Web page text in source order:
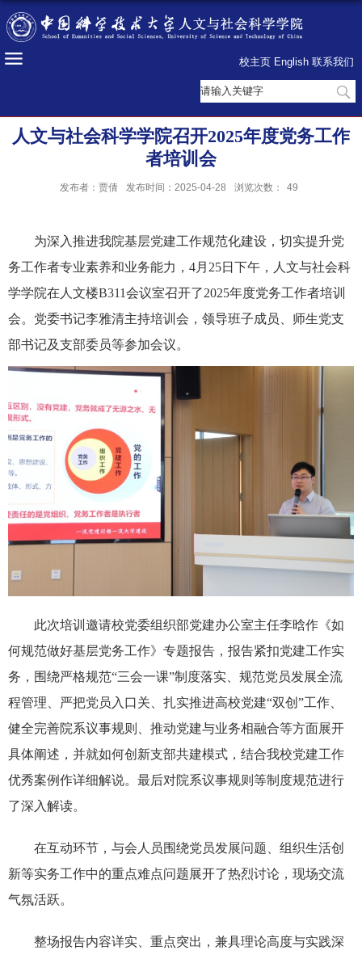
校主页 English 联系我们
人文与社会科学学院召开2025年度党务工作
者培训会
发布者：贾倩 发布时间：2025-04-28 浏览次数： 49
为深入推进我院基层党建工作规范化建设，切实提升党
务工作者专业素养和业务能力，4月25日下午，人文与社会科
学学院在人文楼B311会议室召开了2025年度党务工作者培训
会。党委书记李雅清主持培训会，领导班子成员、师生党支
部书记及支部委员等参加会议。
此次培训邀请校党委组织部党建办公室主任李晗作《如
何规范做好基层党务工作》专题报告，报告紧扣党建工作实
务，围绕严格规范“三会一课”制度落实、规范党员发展全流
程管理、严把党员入口关、扎实推进高校党建“双创”工作、
健全完善院系议事规则、推动党建与业务相融合等方面展开
具体阐述，并就如何创新支部共建模式，结合我校党建工作
优秀案例作详细解说。最后对院系议事规则等制度规范进行
了深入解读。
在互动环节，与会人员围绕党员发展问题、组织生活创
新等实务工作中的重点难点问题展开了热烈讨论，现场交流
气氛活跃。
整场报告内容详实、重点突出，兼具理论高度与实践深